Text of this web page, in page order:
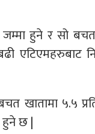
जम्मा हुने र सो
खातामा ५.५
छ |